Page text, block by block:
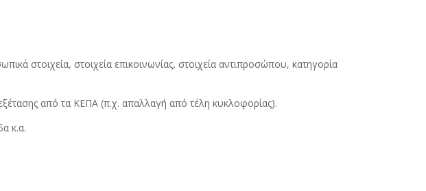
στοιχεία, στοιχεία επικοινωνίας, στοιχεία αντιπροσώπου, κατηγορία
από τα ΚΕΠΑ (π.χ. απαλλαγή από τέλη κυκλοφορίας).
κ.α.